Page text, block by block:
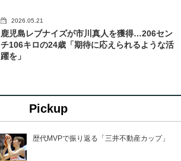
2026.05.21
鹿児島レブナイズが市川真人を獲得…206セン
チ106キロの24歳「期待に応えられるような活
躍を」
Pickup
歴代MVPで振り返る「三井不動産カップ」